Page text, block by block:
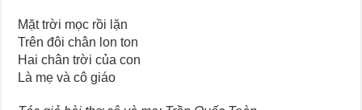
Mặt trời mọc rồi lặn
Trên đôi chân lon ton
Hai chân trời của con
Là mẹ và cô giáo